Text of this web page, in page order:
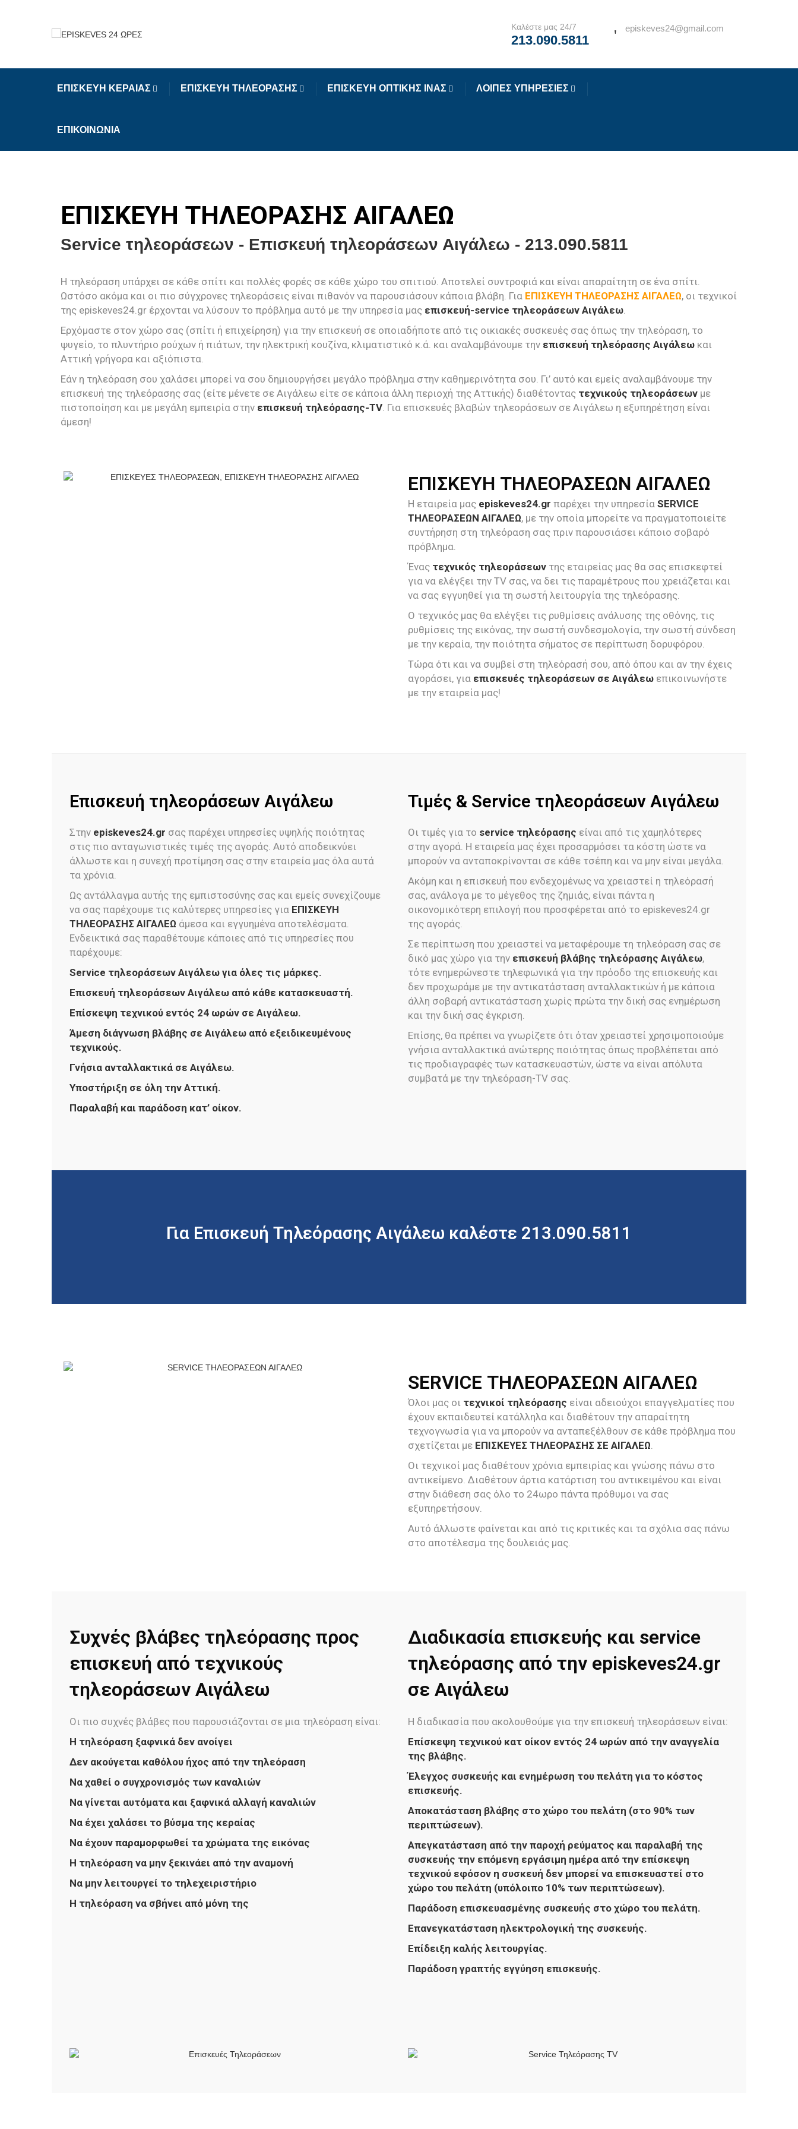
Καλέστε μας 24/7
213.090.5811
episkeves24@gmail.com
ΕΠΙΣΚΕΥΗ ΚΕΡΑΙΑΣ ΕΠΙΣΚΕΥΗ ΤΗΛΕΟΡΑΣΗΣ ΕΠΙΣΚΕΥΗ ΟΠΤΙΚΗΣ ΙΝΑΣ ΛΟΙΠΕΣ ΥΠΗΡΕΣΙΕΣ
ΕΠΙΚΟΙΝΩΝΙΑ
ΕΠΙΣΚΕΥΗ ΤΗΛΕΟΡΑΣΗΣ ΑΙΓΑΛΕΩ
Service τηλεοράσεων - Επισκευή τηλεοράσεων Αιγάλεω - 213.090.5811
Η τηλεόραση υπάρχει σε κάθε σπίτι και πολλές φορές σε κάθε χώρο του σπιτιού. Αποτελεί συντροφιά και είναι απαραίτητη σε ένα σπίτι.
Ωστόσο ακόμα και οι πιο σύγχρονες τηλεοράσεις είναι πιθανόν να παρουσιάσουν κάποια βλάβη. Για ΕΠΙΣΚΕΥΗ ΤΗΛΕΟΡΑΣΗΣ ΑΙΓΑΛΕΩ, οι τεχνικοί
της episkeves24.gr έρχονται να λύσουν το πρόβλημα αυτό με την υπηρεσία μας επισκευή-service τηλεοράσεων Αιγάλεω.
Ερχόμαστε στον χώρο σας (σπίτι ή επιχείρηση) για την επισκευή σε οποιαδήποτε από τις οικιακές συσκευές σας όπως την τηλεόραση, το
ψυγείο, το πλυντήριο ρούχων ή πιάτων, την ηλεκτρική κουζίνα, κλιματιστικό κ.ά. και αναλαμβάνουμε την επισκευή τηλεόρασης Αιγάλεω και
Αττική γρήγορα και αξιόπιστα.
Εάν η τηλεόραση σου χαλάσει μπορεί να σου δημιουργήσει μεγάλο πρόβλημα στην καθημερινότητα σου. Γι’ αυτό και εμείς αναλαμβάνουμε την
επισκευή της τηλεόρασης σας (είτε μένετε σε Αιγάλεω είτε σε κάποια άλλη περιοχή της Αττικής) διαθέτοντας τεχνικούς τηλεοράσεων με
πιστοποίηση και με μεγάλη εμπειρία στην επισκευή τηλεόρασης-TV. Για επισκευές βλαβών τηλεοράσεων σε Αιγάλεω η εξυπηρέτηση είναι
άμεση!
ΕΠΙΣΚΕΥΗ ΤΗΛΕΟΡΑΣΕΩΝ ΑΙΓΑΛΕΩ
Η εταιρεία μας episkeves24.gr παρέχει την υπηρεσία SERVICE
ΤΗΛΕΟΡΑΣΕΩΝ ΑΙΓΑΛΕΩ, με την οποία μπορείτε να πραγματοποιείτε
συντήρηση στη τηλεόραση σας πριν παρουσιάσει κάποιο σοβαρό
πρόβλημα.
Ένας τεχνικός τηλεοράσεων της εταιρείας μας θα σας επισκεφτεί
για να ελέγξει την TV σας, να δει τις παραμέτρους που χρειάζεται και
να σας εγγυηθεί για τη σωστή λειτουργία της τηλεόρασης.
Ο τεχνικός μας θα ελέγξει τις ρυθμίσεις ανάλυσης της οθόνης, τις
ρυθμίσεις της εικόνας, την σωστή συνδεσμολογία, την σωστή σύνδεση
με την κεραία, την ποιότητα σήματος σε περίπτωση δορυφόρου.
Τώρα ότι και να συμβεί στη τηλεόρασή σου, από όπου και αν την έχεις
αγοράσει, για επισκευές τηλεοράσεων σε Αιγάλεω επικοινωνήστε
με την εταιρεία μας!
Επισκευή τηλεοράσεων Αιγάλεω
Στην episkeves24.gr σας παρέχει υπηρεσίες υψηλής ποιότητας
στις πιο ανταγωνιστικές τιμές της αγοράς. Αυτό αποδεικνύει
άλλωστε και η συνεχή προτίμηση σας στην εταιρεία μας όλα αυτά
τα χρόνια.
Ως αντάλλαγμα αυτής της εμπιστοσύνης σας και εμείς συνεχίζουμε
να σας παρέχουμε τις καλύτερες υπηρεσίες για ΕΠΙΣΚΕΥΗ
ΤΗΛΕΟΡΑΣΗΣ ΑΙΓΑΛΕΩ άμεσα και εγγυημένα αποτελέσματα.
Ενδεικτικά σας παραθέτουμε κάποιες από τις υπηρεσίες που
παρέχουμε:
Service τηλεοράσεων Αιγάλεω για όλες τις μάρκες.
Επισκευή τηλεοράσεων Αιγάλεω από κάθε κατασκευαστή.
Επίσκεψη τεχνικού εντός 24 ωρών σε Αιγάλεω.
Άμεση διάγνωση βλάβης σε Αιγάλεω από εξειδικευμένους
τεχνικούς.
Γνήσια ανταλλακτικά σε Αιγάλεω.
Υποστήριξη σε όλη την Αττική.
Παραλαβή και παράδοση κατ’ οίκον.
Τιμές & Service τηλεοράσεων Αιγάλεω
Οι τιμές για το service τηλεόρασης είναι από τις χαμηλότερες
στην αγορά. Η εταιρεία μας έχει προσαρμόσει τα κόστη ώστε να
μπορούν να ανταποκρίνονται σε κάθε τσέπη και να μην είναι μεγάλα.
Ακόμη και η επισκευή που ενδεχομένως να χρειαστεί η τηλεόρασή
σας, ανάλογα με το μέγεθος της ζημιάς, είναι πάντα η
οικονομικότερη επιλογή που προσφέρεται από το episkeves24.gr
της αγοράς.
Σε περίπτωση που χρειαστεί να μεταφέρουμε τη τηλεόραση σας σε
δικό μας χώρο για την επισκευή βλάβης τηλεόρασης Αιγάλεω,
τότε ενημερώνεστε τηλεφωνικά για την πρόοδο της επισκευής και
δεν προχωράμε με την αντικατάσταση ανταλλακτικών ή με κάποια
άλλη σοβαρή αντικατάσταση χωρίς πρώτα την δική σας ενημέρωση
και την δική σας έγκριση.
Επίσης, θα πρέπει να γνωρίζετε ότι όταν χρειαστεί χρησιμοποιούμε
γνήσια ανταλλακτικά ανώτερης ποιότητας όπως προβλέπεται από
τις προδιαγραφές των κατασκευαστών, ώστε να είναι απόλυτα
συμβατά με την τηλεόραση-TV σας.
Για Επισκευή Τηλεόρασης Αιγάλεω καλέστε 213.090.5811
SERVICE ΤΗΛΕΟΡΑΣΕΩΝ ΑΙΓΑΛΕΩ
Όλοι μας οι τεχνικοί τηλεόρασης είναι αδειούχοι επαγγελματίες που
έχουν εκπαιδευτεί κατάλληλα και διαθέτουν την απαραίτητη
τεχνογνωσία για να μπορούν να ανταπεξέλθουν σε κάθε πρόβλημα που
σχετίζεται με ΕΠΙΣΚΕΥΕΣ ΤΗΛΕΟΡΑΣΗΣ ΣΕ ΑΙΓΑΛΕΩ.
Οι τεχνικοί μας διαθέτουν χρόνια εμπειρίας και γνώσης πάνω στο
αντικείμενο. Διαθέτουν άρτια κατάρτιση του αντικειμένου και είναι
στην διάθεση σας όλο το 24ωρο πάντα πρόθυμοι να σας
εξυπηρετήσουν.
Αυτό άλλωστε φαίνεται και από τις κριτικές και τα σχόλια σας πάνω
στο αποτέλεσμα της δουλειάς μας.
Συχνές βλάβες τηλεόρασης προς
επισκευή από τεχνικούς
τηλεοράσεων Αιγάλεω
Οι πιο συχνές βλάβες που παρουσιάζονται σε μια τηλεόραση είναι:
H τηλεόραση ξαφνικά δεν ανοίγει
Δεν ακούγεται καθόλου ήχος από την τηλεόραση
Να χαθεί ο συγχρονισμός των καναλιών
Να γίνεται αυτόματα και ξαφνικά αλλαγή καναλιών
Να έχει χαλάσει το βύσμα της κεραίας
Να έχουν παραμορφωθεί τα χρώματα της εικόνας
Η τηλεόραση να μην ξεκινάει από την αναμονή
Να μην λειτουργεί το τηλεχειριστήριο
Η τηλεόραση να σβήνει από μόνη της
Διαδικασία επισκευής και service
τηλεόρασης από την episkeves24.gr
σε Αιγάλεω
Η διαδικασία που ακολουθούμε για την επισκευή τηλεοράσεων είναι:
Επίσκεψη τεχνικού κατ οίκον εντός 24 ωρών από την αναγγελία
της βλάβης.
Έλεγχος συσκευής και ενημέρωση του πελάτη για το κόστος
επισκευής.
Αποκατάσταση βλάβης στο χώρο του πελάτη (στο 90% των
περιπτώσεων).
Απεγκατάσταση από την παροχή ρεύματος και παραλαβή της
συσκευής την επόμενη εργάσιμη ημέρα από την επίσκεψη
τεχνικού εφόσον η συσκευή δεν μπορεί να επισκευαστεί στο
χώρο του πελάτη (υπόλοιπο 10% των περιπτώσεων).
Παράδοση επισκευασμένης συσκευής στο χώρο του πελάτη.
Επανεγκατάσταση ηλεκτρολογική της συσκευής.
Επίδειξη καλής λειτουργίας.
Παράδοση γραπτής εγγύηση επισκευής.